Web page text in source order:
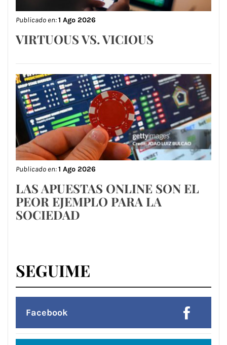
Publicado en:1 Ago 2026
VIRTUOUS VS. VICIOUS
Publicado en:1 Ago 2026
LAS APUESTAS ONLINE SON EL
PEOR EJEMPLO PARA LA
SOCIEDAD
SEGUIME
Facebook